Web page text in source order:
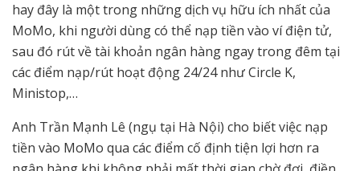
hay đây là một trong những dịch vụ hữu ích nhất của
MoMo, khi người dùng có thể nạp tiền vào ví điện tử,
sau đó rút về tài khoản ngân hàng ngay trong đêm tại
các điểm nạp/rút hoạt động 24/24 như Circle K,
Ministop,…
Anh Trần Mạnh Lê (ngụ tại Hà Nội) cho biết việc nạp
tiền vào MoMo qua các điểm cố định tiện lợi hơn ra